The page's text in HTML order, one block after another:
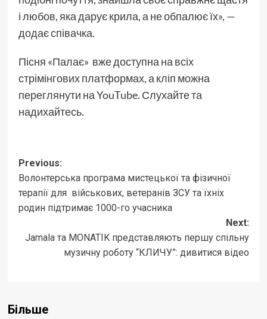
і любов, яка дарує крила, а не обпалює їх», —
додає співачка.
Пісня «Палає» вже доступна на всіх
стрімінгових платформах, а кліп можна
переглянути на YouTube. Слухайте та
надихайтесь.
Post
navigation
Previous:
Волонтерська програма мистецької та фізичної
терапії для військових, ветеранів ЗСУ та їхніх
родин підтримає 1000-го учасника
Next:
Jamala та MONATIK представляють першу спільну
музичну роботу “КЛИЧУ”: дивитися відео
Більше